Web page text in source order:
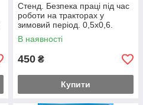
Стенд. Безпека праці під час
роботи на тракторах у
зимовий період. 0,5х0,6.
Пластик
В наявності
450 ₴
Купити